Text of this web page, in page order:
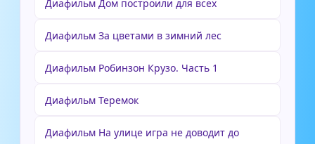
Диафильм Дом построили для всех
Диафильм За цветами в зимний лес
Диафильм Робинзон Крузо. Часть 1
Диафильм Теремок
Диафильм На улице игра не доводит до